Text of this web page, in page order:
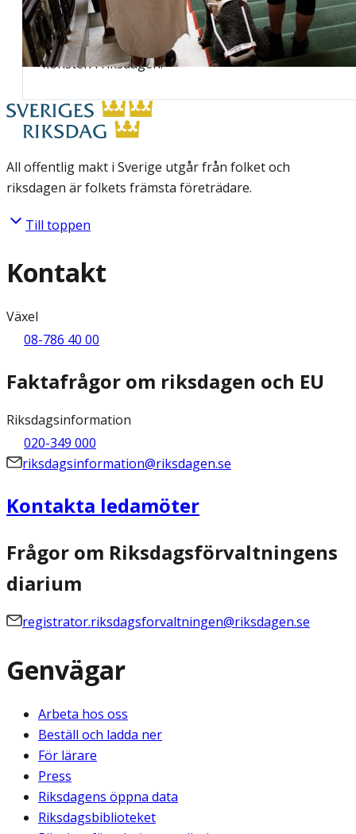
Alla som vill kan delta på en guidad visning av
Riksdagshuset. Du kan också följa en visning av
konsten i riksdagen.
All offentlig makt i Sverige utgår från folket och
riksdagen är folkets främsta företrädare.
Till toppen
Kontakt
Växel
08-786 40 00
Faktafrågor om riksdagen och EU
Riksdagsinformation
020-349 000
riksdagsinformation@riksdagen.se
Kontakta ledamöter
Frågor om Riksdagsförvaltningens
diarium
registrator.riksdagsforvaltningen@riksdagen.se
Genvägar
Arbeta hos oss
Beställ och ladda ner
För lärare
Press
Riksdagens öppna data
Riksdagsbiblioteket